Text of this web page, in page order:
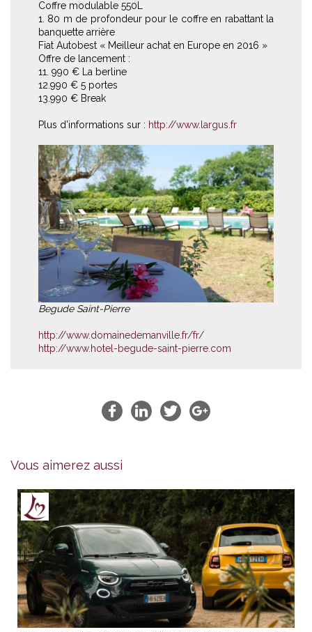
Coffre modulable 550L
1. 80 m de profondeur pour le coffre en rabattant la
banquette arrière
Fiat Autobest « Meilleur achat en Europe en 2016 »
Offre de lancement :
11. 990 € La berline
12.990 € 5 portes
13.990 € Break
Plus d'informations sur : http://www.largus.fr
Begude Saint-Pierre
http://www.domainedemanville.fr/fr/
http://www.hotel-begude-saint-pierre.com
Vous aimerez aussi